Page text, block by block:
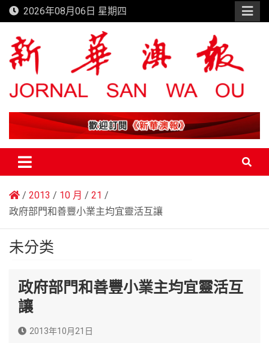
Skip
to
content
2026年08月06日 星期四
新華澳報
2013 10 月
21
政府部門和善豐小業主均宜靈活互讓
未分类
政府部門和善豐小業主均宜靈活互
讓
2013年10月21日